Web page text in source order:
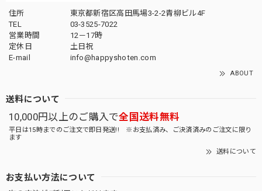
住所
東京都新宿区高田馬場3-2-2青柳ビル4F
TEL
03-3525-7022
営業時間
12－17時
定休日
土日祝
E-mail
info@happyshoten.com
ABOUT
送料について
10,000円以上のご購入で全国送料無料
平日は15時までのご注文で即日発送!! ※お支払済み、ご決済済みのご注文に限り
ます
送料について
お支払い方法について